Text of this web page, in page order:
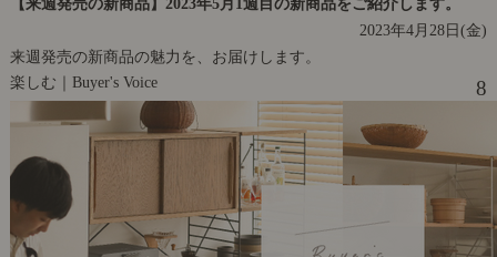
【来週発売の新商品】2023年5月1週目の新商品をご紹介します。
2023年4月28日(金)
来週発売の新商品の魅力を、お届けします。
楽しむ｜Buyer's Voice
8